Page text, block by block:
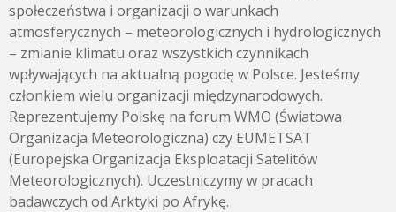
społeczeństwa i organizacji o warunkach
atmosferycznych – meteorologicznych i hydrologicznych
– zmianie klimatu oraz wszystkich czynnikach
wpływających na aktualną pogodę w Polsce. Jesteśmy
członkiem wielu organizacji międzynarodowych.
Reprezentujemy Polskę na forum WMO (Światowa
Organizacja Meteorologiczna) czy EUMETSAT
(Europejska Organizacja Eksploatacji Satelitów
Meteorologicznych). Uczestniczymy w pracach
badawczych od Arktyki po Afrykę.